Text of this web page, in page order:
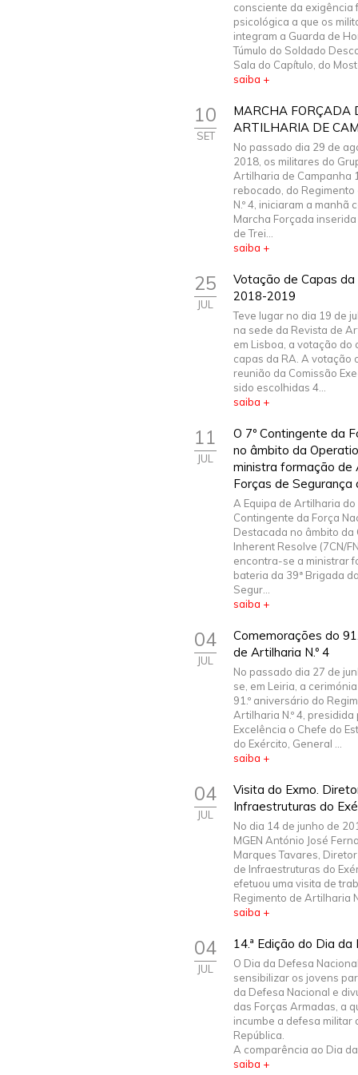
consciente da exigência
psicológica a que os
integram a Guarda de
Túmulo do Soldado
Sala do Capítulo, do
saiba +
10
SET
MARCHA FORÇADA
ARTILHARIA DE
No passado dia 29 de
2018, os militares do
Artilharia de Campanha
rebocado, do
N.º 4, iniciaram a manhã
Marcha Forçada
de Trei...
saiba +
25
JUL
Votação de Capas
2018-2019
Teve lugar no dia 19 de
na sede da Revista de
em Lisboa, a votação do
capas da RA. A votação
reunião da Comissão
sido escolhidas 4...
saiba +
11
JUL
O 7º Contingente da
no âmbito da
ministra formação de
Forças de Segurança
A Equipa de Artilharia do
Contingente da Força
Destacada no âmbito da
Inherent Resolve (7CN/
encontra-se a ministrar
bateria da 39ª Brigada
Segur...
saiba +
04
JUL
Comemorações do
de Artilharia N.º 4
No passado dia 27 de
se, em Leiria, a
91.º aniversário do
Artilharia N.º 4, presidida
Excelência o Chefe do
do Exército, General ...
saiba +
04
JUL
Visita do Exmo.
Infraestruturas do
No dia 14 de junho de
MGEN António José
Marques Tavares,
de Infraestruturas do
efetuou uma visita de
Regimento de Artilharia
saiba +
04
JUL
14.ª Edição do Dia
O Dia da Defesa
sensibilizar os jovens
da Defesa Nacional e
das Forças Armadas, a
incumbe a defesa militar
República.
A comparência ao Dia
saiba +